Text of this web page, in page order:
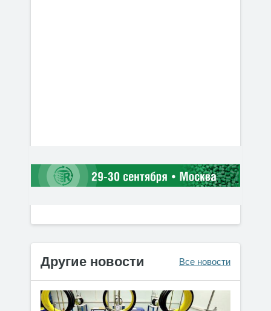
Другие новости Все новости